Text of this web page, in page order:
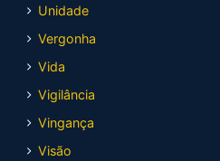
Unidade
Vergonha
Vida
Vigilância
Vingança
Visão